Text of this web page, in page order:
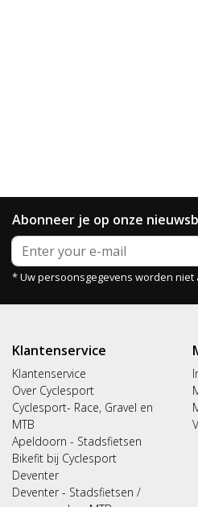
Abonneer je op onze
* Uw persoonsgegevens worden niet
Klantenservice
Klantenservice
Over Cyclesport
Cyclesport- Race, Gravel en
MTB
Apeldoorn - Stadsfietsen
Bikefit bij Cyclesport
Deventer
Deventer - Stadsfietsen /